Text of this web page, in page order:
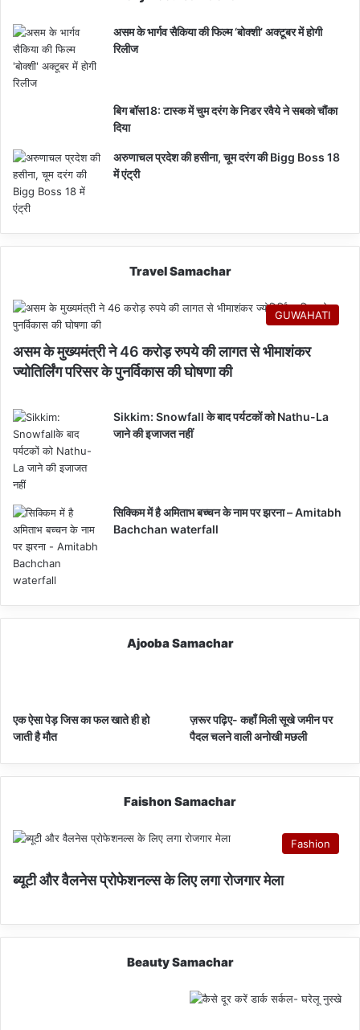
असम के भार्गव सैकिया की फिल्म ‘बोक्शी’ अक्टूबर में होगी
रिलीज
बिग बॉस18: टास्क में चुम दरंग के निडर रवैये ने सबको चौंका
दिया
अरुणाचल प्रदेश की हसीना, चूम दरंग की Bigg Boss 18
में एंट्री
Travel Samachar
GUWAHATI
असम के मुख्यमंत्री ने 46 करोड़ रुपये की लागत से भीमाशंकर
ज्योतिर्लिंग परिसर के पुनर्विकास की घोषणा की
Sikkim: Snowfall के बाद पर्यटकों को Nathu-La
जाने की इजाजत नहीं
सिक्किम में है अमिताभ बच्चन के नाम पर झरना – Amitabh
Bachchan waterfall
Ajooba Samachar
एक ऐसा पेड़ जिस का फल खाते ही हो
जाती है मौत
ज़रूर पढ़िए- कहाँ मिली सूखे जमीन पर
पैदल चलने वाली अनोखी मछली
Faishon Samachar
Fashion
ब्यूटी और वैलनेस प्रोफेशनल्स के लिए लगा रोजगार मेला
Beauty Samachar